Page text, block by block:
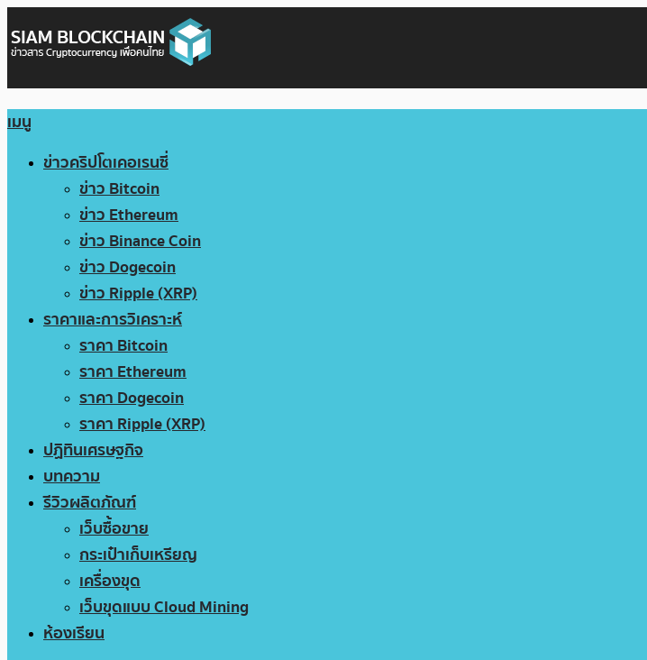
เมนู
ข่าวคริปโตเคอเรนซี่
ข่าว Bitcoin
ข่าว Ethereum
ข่าว Binance Coin
ข่าว Dogecoin
ข่าว Ripple (XRP)
ราคาและการวิเคราะห์
ราคา Bitcoin
ราคา Ethereum
ราคา Dogecoin
ราคา Ripple (XRP)
ปฏิทินเศรษฐกิจ
บทความ
รีวิวผลิตภัณฑ์
เว็บซื้อขาย
กระเป๋าเก็บเหรียญ
เครื่องขุด
เว็บขุดแบบ Cloud Mining
ห้องเรียน